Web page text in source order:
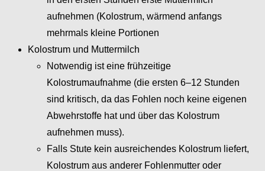
aufnehmen (Kolostrum, wärmend anfangs
mehrmals kleine Portionen
Kolostrum und Muttermilch
Notwendig ist eine frühzeitige
Kolostrumaufnahme (die ersten 6–12 Stunden
sind kritisch, da das Fohlen noch keine eigenen
Abwehrstoffe hat und über das Kolostrum
aufnehmen muss).
Falls Stute kein ausreichendes Kolostrum liefert,
Kolostrum aus anderer Fohlenmutter oder